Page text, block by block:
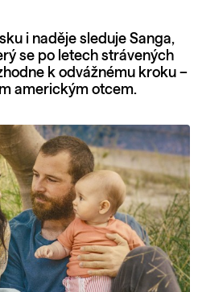
i naděje sleduje Sanga,
se po letech strávených
k odvážnému kroku –
americkým otcem.